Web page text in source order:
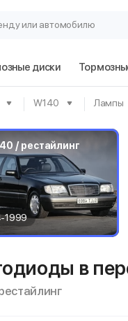
или автомобилю
диски
W140 Лампы
/ рестайлинг
1999
в